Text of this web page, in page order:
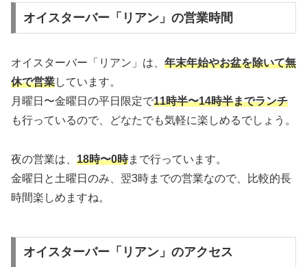
オイスターバー「リアン」の営業時間
オイスターバー「リアン」は、 年末年始やお盆を除いて無
休で営業しています。
月曜日〜金曜日の平日限定で11時半〜14時半までランチ
も行っているので、どなたでも気軽に楽しめるでしょう。
夜の営業は、 18時〜0時まで行っています。
金曜日と土曜日のみ、翌3時までの営業なので、比較的長
時間楽しめますね。
オイスターバー「リアン」のアクセス